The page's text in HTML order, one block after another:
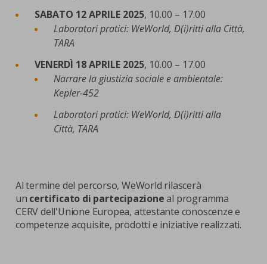
SABATO 12 APRILE 2025, 10.00 – 17.00
Laboratori pratici: WeWorld, D(i)ritti alla Città,
TARA
VENERDÌ 18 APRILE 2025, 10.00 – 17.00
Narrare la giustizia sociale e ambientale:
Kepler-452
Laboratori pratici: WeWorld, D(i)ritti alla
Città, TARA
Al termine del percorso, WeWorld rilascerà
un certificato di partecipazioneal programma
CERV dell'Unione Europea, attestante conoscenze e
competenze acquisite, prodotti e iniziative realizzati.